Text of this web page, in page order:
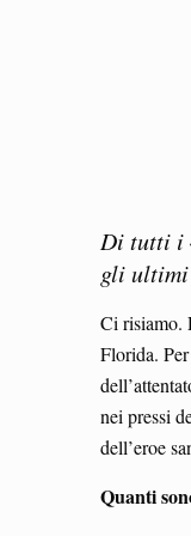
Di tutti i
gli ultimi
Ci risiamo.
Florida.
nei pressi
dell’eroe
Quanti